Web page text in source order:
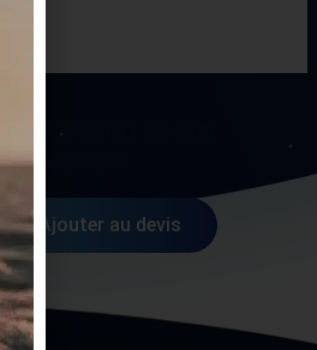
AG590264393
Ajouter au devis